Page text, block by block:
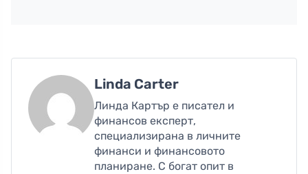
Linda Carter
Линда Картър е писател и
финансов експерт,
специализирана в личните
финанси и финансовото
планиране. С богат опит в